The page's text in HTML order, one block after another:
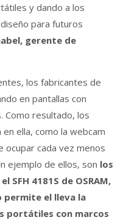
y dando a los
para futuros
gerente de
los fabricantes de
en pantallas con
Como resultado, los
ella, como la webcam
ocupar cada vez menos
ejemplo de ellos, son los
SFH 4181S de OSRAM,
permite el lleva la
portátiles con marcos